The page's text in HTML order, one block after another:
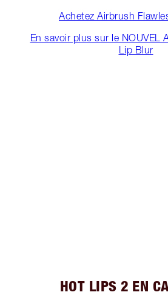
Achetez Airbrush
En savoir plus sur le NOUVEL
Lip Blur
HOT LIPS 2 EN